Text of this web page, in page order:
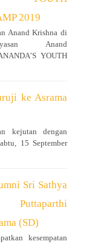
2019
Anand Krishna di
Anand
YOUTH
ke Asrama
kejutan dengan
15 September
Sri Sathya
Puttaparthi
(SD)
kesempatan